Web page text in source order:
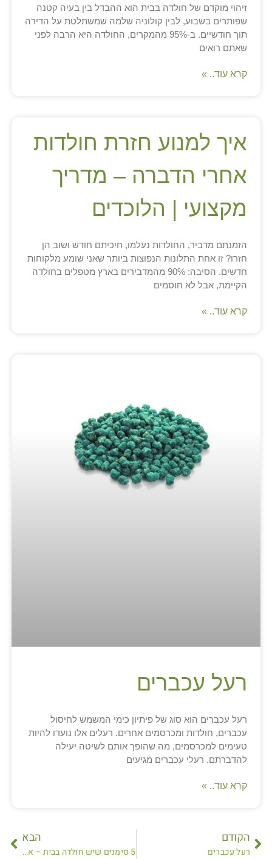
זיהוי מוקדם של חולדה בבית הוא ההבדל בין בעיה קטנה
שפותרים בשבוע, לבין קולוניה שלמה שמשתלטת על הדירה
תוך חודשיים. ב-95% מהמקרים, החולדה היא הרבה לפני
שאתם רואים
קרא עוד.. »
איך למנוע חזרת חולדות
אחרי הדברה – מדריך
מקצועי | הלוכדים
הזמנתם מדביר, החולדות נעלמו, חיכיתם חודש ושוב הן
חזרו? זו אחת התלונות הנפוצות ביותר שאני שומע מלקוחות
חדשים. הסיבה: 90% מהמדבירים בארץ מטפלים בחולדה
הקיימת, אבל לא חוסמים
קרא עוד.. »
רעל עכברים
רעל עכברים הוא סוג של פיתיון כימי המשמש לחיסול
עכברים, חולדות ומכרסמים אחרים. רעלים אלו נועדו להיות
טעימים למכרסמים, מה שהופך אותם לשיטה יעילה
להדברתם. רעלי עכברים מגיעים
קרא עוד.. »
הקודם
רעל עכברים
הבא
5 סימנים שיש חולדה בבית – איך לזהות מוקדם | הלוכדים